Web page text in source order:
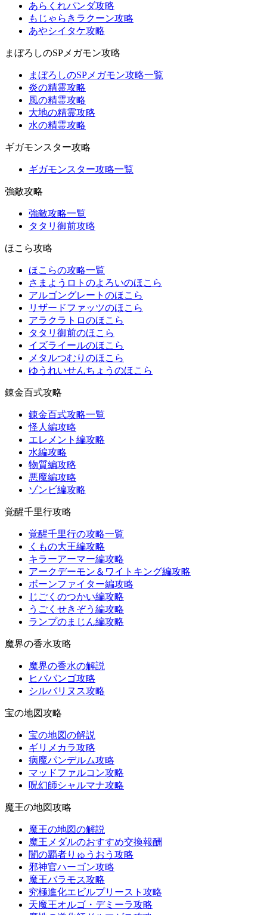
あらくれパンダ攻略
もじゃらきラクーン攻略
あやシイタケ攻略
まぼろしのSPメガモン攻略
まぼろしのSPメガモン攻略一覧
炎の精霊攻略
風の精霊攻略
大地の精霊攻略
水の精霊攻略
ギガモンスター攻略
ギガモンスター攻略一覧
強敵攻略
強敵攻略一覧
タタリ御前攻略
ほこら攻略
ほこらの攻略一覧
さまようロトのよろいのほこら
アルゴングレートのほこら
リザードファッツのほこら
アラクラトロのほこら
タタリ御前のほこら
イズライールのほこら
メタルつむりのほこら
ゆうれいせんちょうのほこら
錬金百式攻略
錬金百式攻略一覧
怪人編攻略
エレメント編攻略
水編攻略
物質編攻略
悪魔編攻略
ゾンビ編攻略
覚醒千里行攻略
覚醒千里行の攻略一覧
くもの大王編攻略
キラーアーマー編攻略
アークデーモン＆ワイトキング編攻略
ボーンファイター編攻略
じごくのつかい編攻略
うごくせきぞう編攻略
ランプのまじん編攻略
魔界の香水攻略
魔界の香水の解説
ヒババンゴ攻略
シルバリヌス攻略
宝の地図攻略
宝の地図の解説
ギリメカラ攻略
病魔パンデルム攻略
マッドファルコン攻略
呪幻師シャルマナ攻略
魔王の地図攻略
魔王の地図の解説
魔王メダルのおすすめ交換報酬
闇の覇者りゅうおう攻略
邪神官ハーゴン攻略
魔王バラモス攻略
究極進化エビルプリースト攻略
天魔王オルゴ・デミーラ攻略